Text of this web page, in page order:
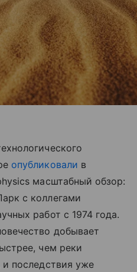
опубликовали в
масштабный обзор:
с коллегами
работ с 1974 года.
добывает
чем реки
и последствия уже